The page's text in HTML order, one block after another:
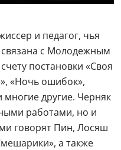
и педагог, чья
связана с Молодежным
постановки «Своя
«Ночь ошибок»,
многие другие. Черняк
работами, но и
говорят Пин, Лосяш
а также